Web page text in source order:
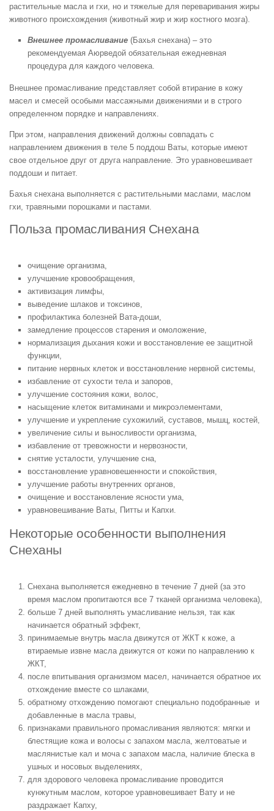
растительные масла и гхи, но и тяжелые для переваривания жиры
животного происхождения (животный жир и жир костного мозга).
Внешнее промасливание (Бахья снехана) – это
рекомендуемая Аюрведой обязательная ежедневная
процедура для каждого человека.
Внешнее промасливание представляет собой втирание в кожу
масел и смесей особыми массажными движениями и в строго
определенном порядке и направлениях.
При этом, направления движений должны совпадать с
направлением движения в теле 5 поддош Ваты, которые имеют
свое отдельное друг от друга направление. Это уравновешивает
поддоши и питает.
Бахья снехана выполняется с растительными маслами, маслом
гхи, травяными порошками и пастами.
Польза промасливания Снехана
очищение организма,
улучшение кровообращения,
активизация лимфы,
выведение шлаков и токсинов,
профилактика болезней Вата-доши,
замедление процессов старения и омоложение,
нормализация дыхания кожи и восстановление ее защитной
функции,
питание нервных клеток и восстановление нервной системы,
избавление от сухости тела и запоров,
улучшение состояния кожи, волос,
насыщение клеток витаминами и микроэлементами,
улучшение и укрепление сухожилий, суставов, мышц, костей,
увеличение силы и выносливости организма,
избавление от тревожности и нервозности,
снятие усталости, улучшение сна,
восстановление уравновешенности и спокойствия,
улучшение работы внутренних органов,
очищение и восстановление ясности ума,
уравновешивание Ваты, Питты и Капхи.
Некоторые особенности выполнения
Снеханы
Снехана выполняется ежедневно в течение 7 дней (за это
время маслом пропитаются все 7 тканей организма человека),
больше 7 дней выполнять умасливание нельзя, так как
начинается обратный эффект,
принимаемые внутрь масла движутся от ЖКТ к коже, а
втираемые извне масла движутся от кожи по направлению к
ЖКТ,
после впитывания организмом масел, начинается обратное их
отхождение вместе со шлаками,
обратному отхождению помогают специально подобранные и
добавленные в масла травы,
признаками правильного промасливания являются: мягки и
блестящие кожа и волосы с запахом масла, желтоватые и
маслянистые кал и моча с запахом масла, наличие блеска в
ушных и носовых выделениях,
для здорового человека промасливание проводится
кунжутным маслом, которое уравновешивает Вату и не
раздражает Капху,